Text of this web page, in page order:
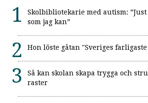
Skolbibliotekarie med autism:
som jag kan”
Hon löste gåtan "Sveriges
Så kan skolan skapa trygga och
raster